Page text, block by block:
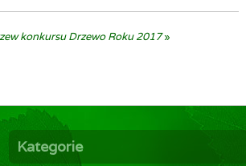
konkursu Drzewo Roku 2017»
Kategorie